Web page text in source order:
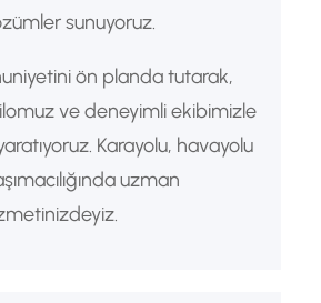
sunuyoruz.
ön planda tutarak,
ve deneyimli ekibimizle
Karayolu, havayolu
uzman